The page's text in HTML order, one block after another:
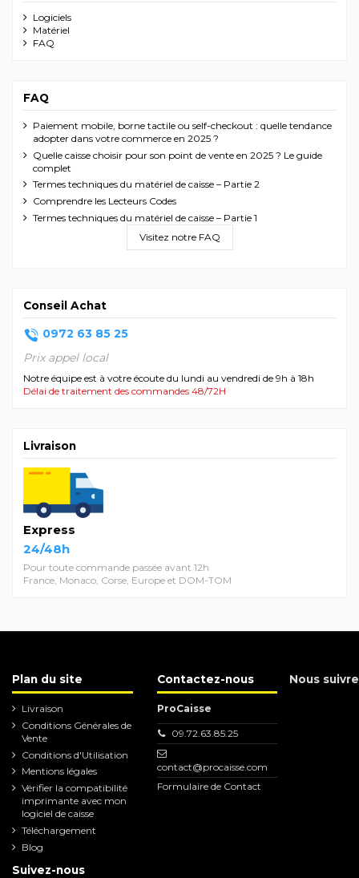
Logiciels
Matériel
FAQ
FAQ
Paiement mobile, borne tactile ou self-checkout : quelle tendance
adopter dans votre commerce en 2025 ?
Quelle caisse choisir pour son point de vente en 2025 ? Le guide
complet
Termes techniques du matériel de caisse – Partie 2
Comprendre les Lecteurs Codes
Termes techniques du matériel de caisse – Partie 1
Visitez notre FAQ
Conseil Achat
0972 63 85 25
Prix appel local
Notre équipe est à votre écoute du lundi au vendredi de 9h à 18h
Délai de traitement des commandes 48/72H
Livraison
Express
24/48h
Pour toute commande passée avant 12h
France, Monaco, Corse, Europe et DOM-TOM
Plan du site
Livraison
Conditions Générales de
Vente
Conditions d'Utilisation
Mentions légales
Vérifier la compatibilité
imprimante avec mon
logiciel de caisse
Téléchargement
Blog
Contactez-nous
ProCaisse
09.72.63.85.25
contact@procaisse.com
Formulaire de Contact
Nous suivre
Suivez-nous